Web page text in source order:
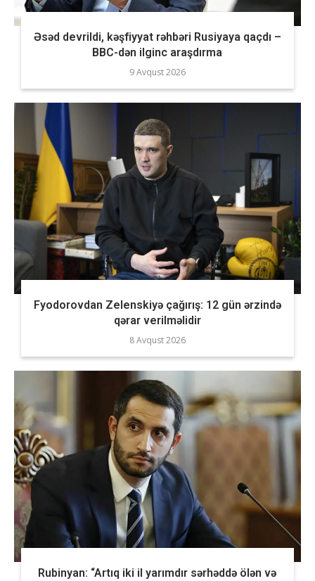
Əsəd devrildi, kəşfiyyat rəhbəri Rusiyaya qaçdı –
BBC-dən ilginc araşdırma
9 Avqust 2026
Fyodorovdan Zelenskiyə çağırış: 12 gün ərzində
qərar verilməlidir
8 Avqust 2026
Rubinyan: “Artıq iki il yarımdır sərhəddə ölən və